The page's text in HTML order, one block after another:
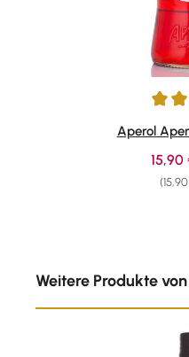
Durchschnittliche
Aperol
15,90
Weitere Produkte